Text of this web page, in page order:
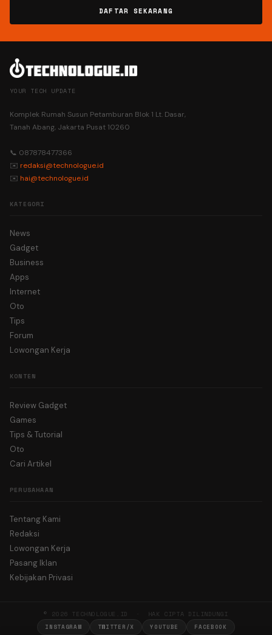
DAFTAR SEKARANG
YOUR TECH UPDATE
Komplek Rumah Susun Petamburan Blok 1 Lt. Dasar,
Tanah Abang, Jakarta Pusat 10260
📞 087878477366
✉️ redaksi@technologue.id
✉️ hai@technologue.id
KATEGORI
News
Gadget
Business
Apps
Internet
Oto
Tips
Forum
Lowongan Kerja
KONTEN
Review Gadget
Games
Tips & Tutorial
Oto
Cari Artikel
PERUSAHAAN
Tentang Kami
Redaksi
Lowongan Kerja
Pasang Iklan
Kebijakan Privasi
© 2026 TECHNOLOGUE.ID · HAK CIPTA DILINDUNGI
INSTAGRAM TWITTER/X YOUTUBE FACEBOOK